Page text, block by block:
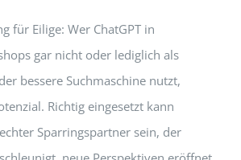
für Eilige: Wer ChatGPT in
gar nicht oder lediglich als
bessere Suchmaschine nutzt,
Richtig eingesetzt kann
Sparringspartner sein, der